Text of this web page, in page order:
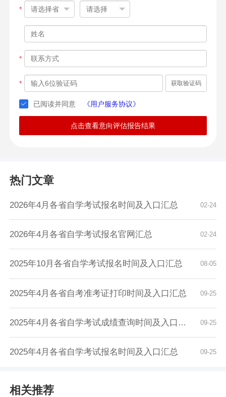
*
*
* 获取验证码
已阅读并同意 《用户服务协议》
点击查看意向评估报告结果
热门文章
02-24
2026年4月各省自学考试报名时间及入口汇总
02-24
2026年4月各省自学考试报名官网汇总
08-05
2025年10月各省自学考试报名时间及入口汇总
09-25
2025年4月各省自考准考证打印时间及入口汇总
09-25
2025年4月各省自学考试成绩查询时间及入口汇总
09-25
2025年4月各省自学考试报名时间及入口汇总
相关推荐